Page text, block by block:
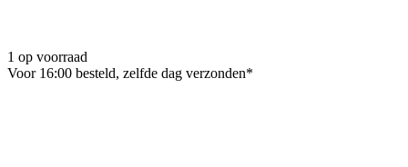
1 op voorraad
Voor 16:00 besteld, zelfde dag verzonden*